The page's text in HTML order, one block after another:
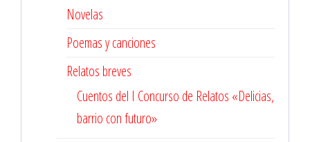
Novelas
Poemas y canciones
Relatos breves
Cuentos del I Concurso de Relatos «Delicias,
barrio con futuro»